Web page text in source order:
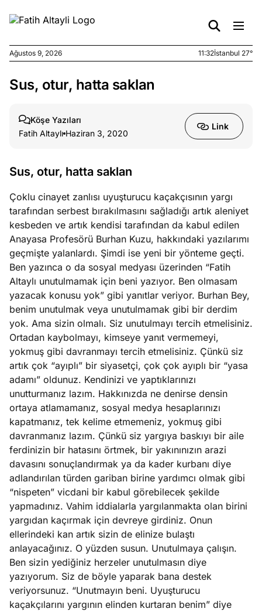
Ağustos
değil
Ağustos
7, 2026
kirli
kimler
Ağustos
6, 2026
yasalar
Köşe
Yazıları
Spor
Yazıları
Yazıları
Ağustos 9, 2026 11:32İstanbul 27°
Sus, otur, hatta saklan
Köşe Yazıları
Fatih Altaylı Haziran 3, 2020
Link
Sus, otur, hatta saklan
Çoklu cinayet zanlısı uyuşturucu kaçakçısının yargı
tarafından serbest bırakılmasını sağladığı artık aleniyet
kesbeden ve artık kendisi tarafından da kabul edilen
Anayasa Profesörü Burhan Kuzu, hakkındaki yazılarımı
geçmişte yalanlardı. Şimdi ise yeni bir yönteme geçti.
Ben yazınca o da sosyal medyası üzerinden “Fatih
Altaylı unutulmamak için beni yazıyor. Ben olmasam
yazacak konusu yok” gibi yanıtlar veriyor. Burhan Bey,
benim unutulmak veya unutulmamak gibi bir derdim
yok. Ama sizin olmalı. Siz unutulmayı tercih etmelisiniz.
Ortadan kaybolmayı, kimseye yanıt vermemeyi,
yokmuş gibi davranmayı tercih etmelisiniz. Çünkü siz
artık çok “ayıplı” bir siyasetçi, çok çok ayıplı bir “yasa
adamı” oldunuz. Kendinizi ve yaptıklarınızı
unutturmanız lazım. Hakkınızda ne denirse densin
ortaya atlamamanız, sosyal medya hesaplarınızı
kapatmanız, tek kelime etmemeniz, yokmuş gibi
davranmanız lazım. Çünkü siz yargıya baskıyı bir aile
ferdinizin bir hatasını örtmek, bir yakınınızın arazi
davasını sonuçlandırmak ya da kader kurbanı diye
adlandırılan türden gariban birine yardımcı olmak gibi
“nispeten” vicdani bir kabul görebilecek şekilde
yapmadınız. Vahim iddialarla yargılanmakta olan birini
yargıdan kaçırmak için devreye girdiniz. Onun
ellerindeki kan artık sizin de elinize bulaştı
anlayacağınız. O yüzden susun. Unutulmaya çalışın.
Ben sizin yediğiniz herzeler unutulmasın diye
yazıyorum. Siz de böyle yaparak bana destek
veriyorsunuz. “Unutmayın beni. Uyuşturucu
kaçakçılarını yargının elinden kurtaran benim” diye